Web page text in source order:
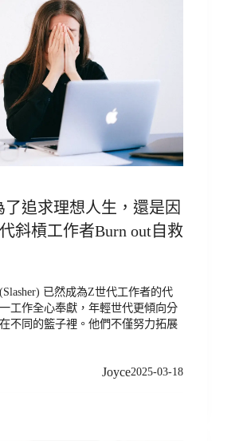
了追求理想人生，還是因
斜槓工作者Burn out自救
已然成為Z世代工作者的代
工作全心奉獻，年輕世代更傾向分
不同的籃子裡。他們不僅努力拓展
Joyce2025-03-18